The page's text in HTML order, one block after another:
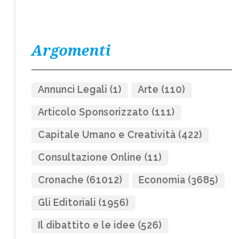
Argomenti
Annunci Legali (1) Arte (110)
Articolo Sponsorizzato (111)
Capitale Umano e Creatività(422)
Consultazione Online (11)
Cronache (61012) Economia(3685)
Gli Editoriali (1956)
Il dibattito e le idee (526)